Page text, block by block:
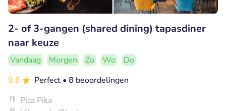
2- of 3-gangen (shared dining) tapasdiner
naar keuze
Vandaag Morgen Zo Wo
Do
9.6
Perfect • 8 beoordelingen
Pica Pika